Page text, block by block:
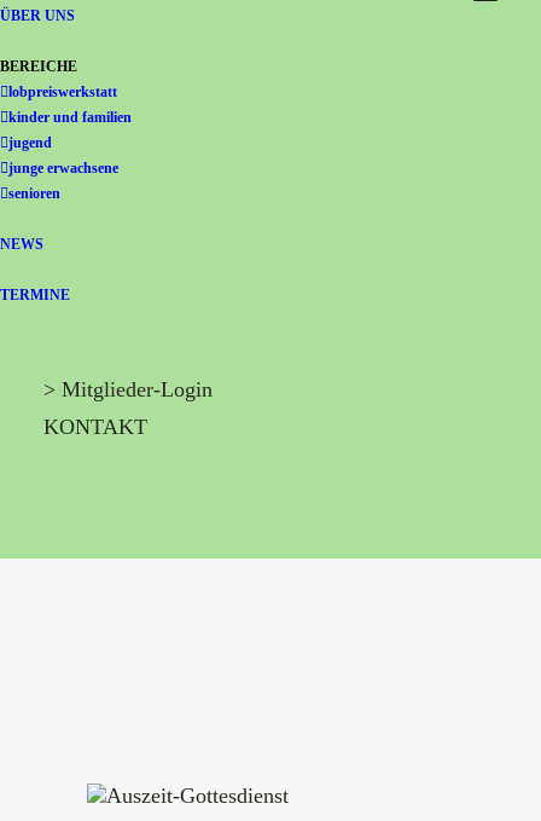
Gemeinschaft Immanuel
ÜBER UNS
BEREICHE
lobpreiswerkstatt
kinder und familien
jugend
junge erwachsene
senioren
NEWS
TERMINE
> Mitglieder-Login
KONTAKT